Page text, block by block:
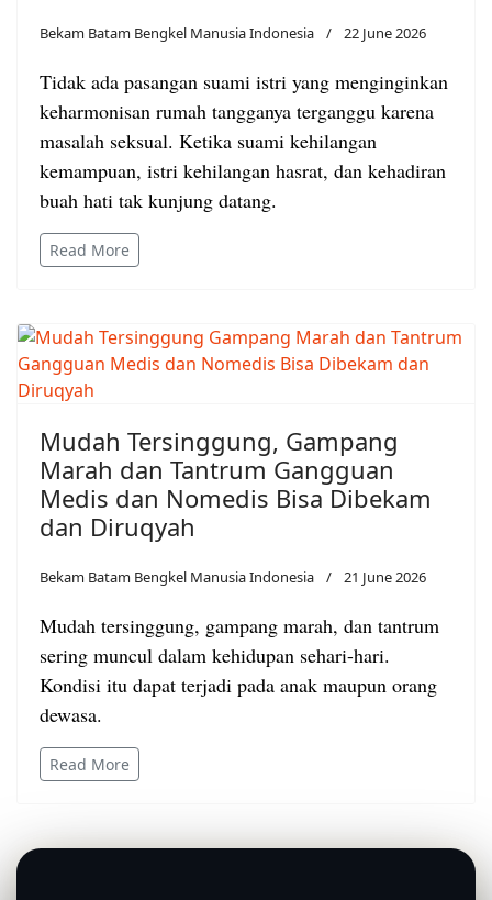
Bekam Batam Bengkel Manusia Indonesia 22 June 2026
Tidak ada pasangan suami istri yang menginginkan
keharmonisan rumah tangganya terganggu karena
masalah seksual. Ketika suami kehilangan
kemampuan, istri kehilangan hasrat, dan kehadiran
buah hati tak kunjung datang.
Read More
Mudah Tersinggung, Gampang
Marah dan Tantrum Gangguan
Medis dan Nomedis Bisa Dibekam
dan Diruqyah
Bekam Batam Bengkel Manusia Indonesia 21 June 2026
Mudah tersinggung, gampang marah, dan tantrum
sering muncul dalam kehidupan sehari-hari.
Kondisi itu dapat terjadi pada anak maupun orang
dewasa.
Read More